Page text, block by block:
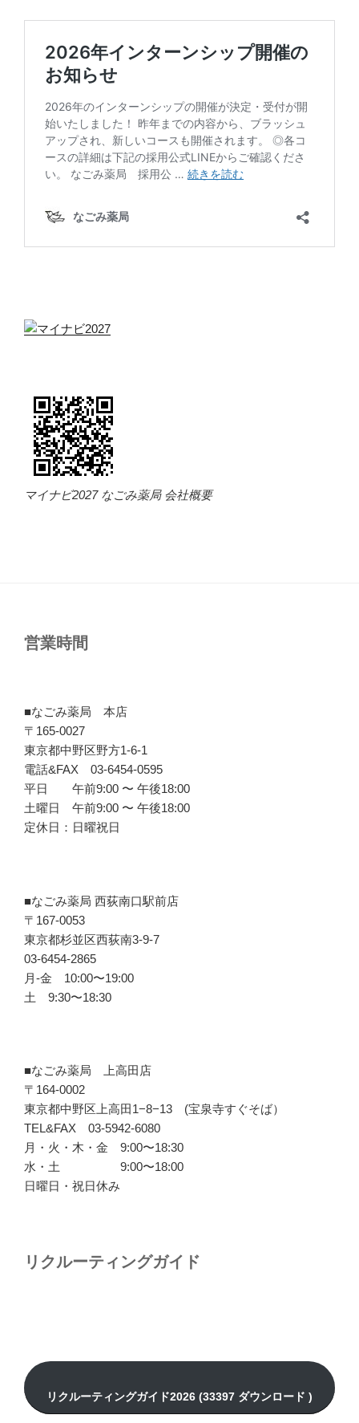
マイナビ2027 なごみ薬局 会社概要
営業時間
■なごみ薬局 本店
〒165-0027
東京都中野区野方1-6-1
電話&FAX 03-6454-0595
平日 午前9:00 〜 午後18:00
土曜日 午前9:00 〜 午後18:00
定休日：日曜祝日
■なごみ薬局 西荻南口駅前店
〒167-0053
東京都杉並区西荻南3-9-7
03-6454-2865
月-金 10:00〜19:00
土 9:30〜18:30
■なごみ薬局 上高田店
〒164-0002
東京都中野区上高田1−8−13 (宝泉寺すぐそば）
TEL&FAX 03-5942-6080
月・火・木・金 9:00〜18:30
水・土 9:00〜18:00
日曜日・祝日休み
リクルーティングガイド